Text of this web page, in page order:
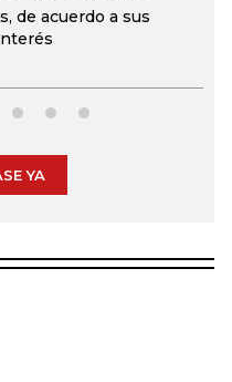
de acuerdo a sus
YA